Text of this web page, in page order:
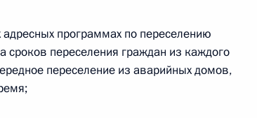
президиума Государственного совета
программах по переселению
переселения граждан из каждого
переселение из аварийных домов,